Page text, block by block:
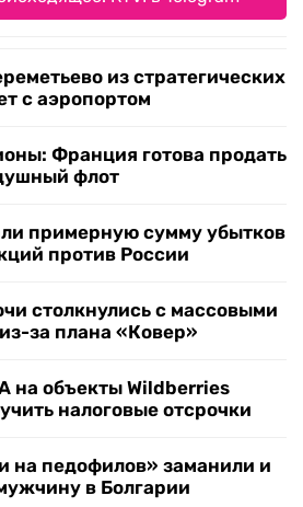
из стратегических
с аэропортом
Франция готова продать
флот
примерную сумму убытков
против России
столкнулись с массовыми
за плана «Ковер»
на объекты Wildberries
налоговые отсрочки
на педофилов» заманили и
в Болгарии